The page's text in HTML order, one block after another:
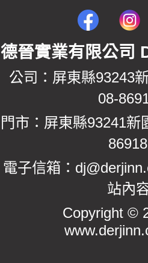
德晉實業有限公
公司：屏東縣93243
08-
門市：屏東縣93241
電子信箱：
站內
Copyright ©